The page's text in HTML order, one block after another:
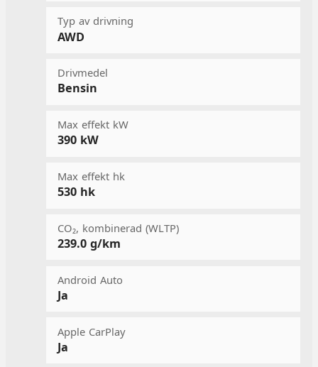
Typ av drivning
AWD
Drivmedel
Bensin
Max effekt kW
390 kW
Max effekt hk
530 hk
CO₂, kombinerad (WLTP)
239.0 g/km
Android Auto
Ja
Apple CarPlay
Ja